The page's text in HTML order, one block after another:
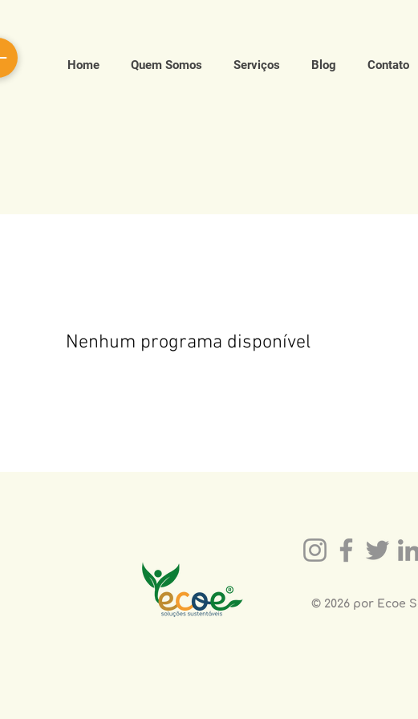
Home Quem Somos Serviços Blog Contato
Nenhum programa disponível
© 2026 por Ecoe